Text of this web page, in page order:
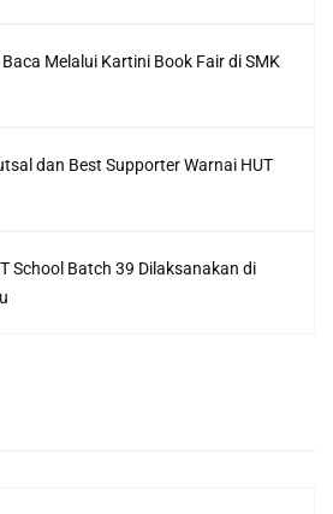
Melalui Kartini Book Fair di SMK
dan Best Supporter Warnai HUT
School Batch 39 Dilaksanakan di